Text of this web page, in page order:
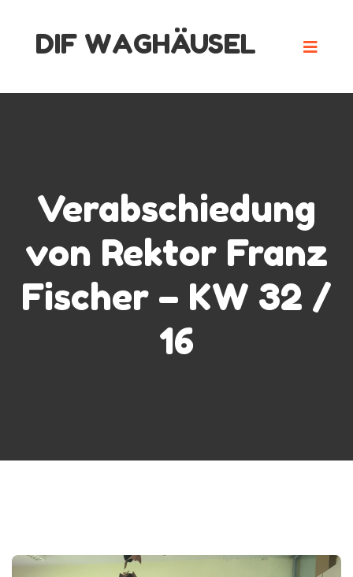
DIF WAGHÄUSEL
Verabschiedung
von Rektor Franz
Fischer – KW 32 /
16